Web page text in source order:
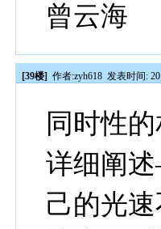
曾云海
[39楼] 作者:zyh618 发表时间:
同时性
详细阐
己的光